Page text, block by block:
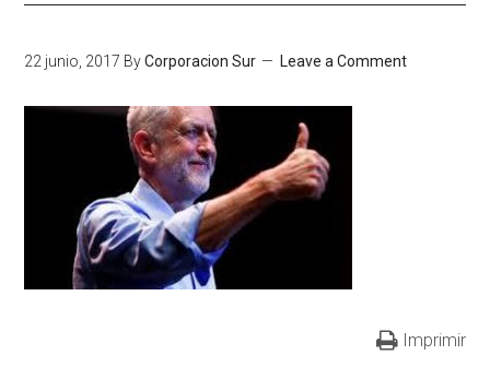
22 junio, 2017 ByCorporacion Sur Leave a Comment
Imprimir